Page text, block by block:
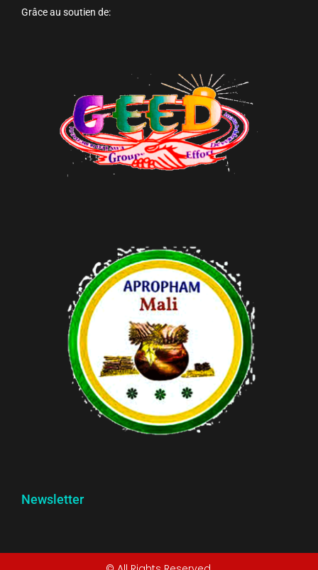
Grâce au soutien de:
Newsletter